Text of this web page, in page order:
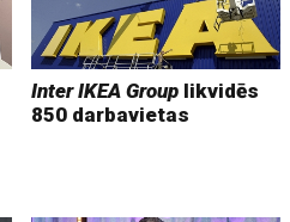
Inter IKEA Group likvidēs
850 darbavietas